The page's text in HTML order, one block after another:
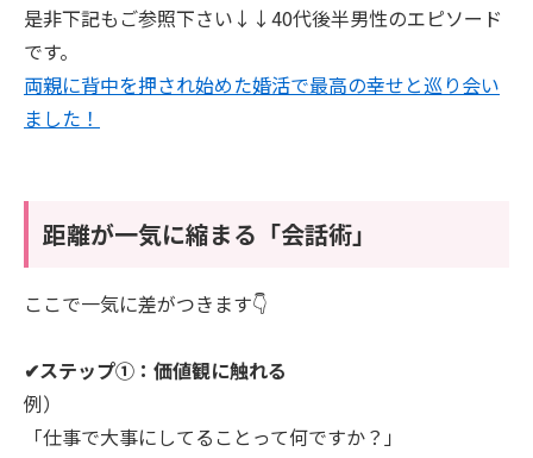
是非下記もご参照下さい↓↓40代後半男性のエピソード
です。
両親に背中を押され始めた婚活で最高の幸せと巡り会い
ました！
距離が一気に縮まる「会話術」
ここで一気に差がつきます👇
✔ステップ①：価値観に触れる
例）
「仕事で大事にしてることって何ですか？」